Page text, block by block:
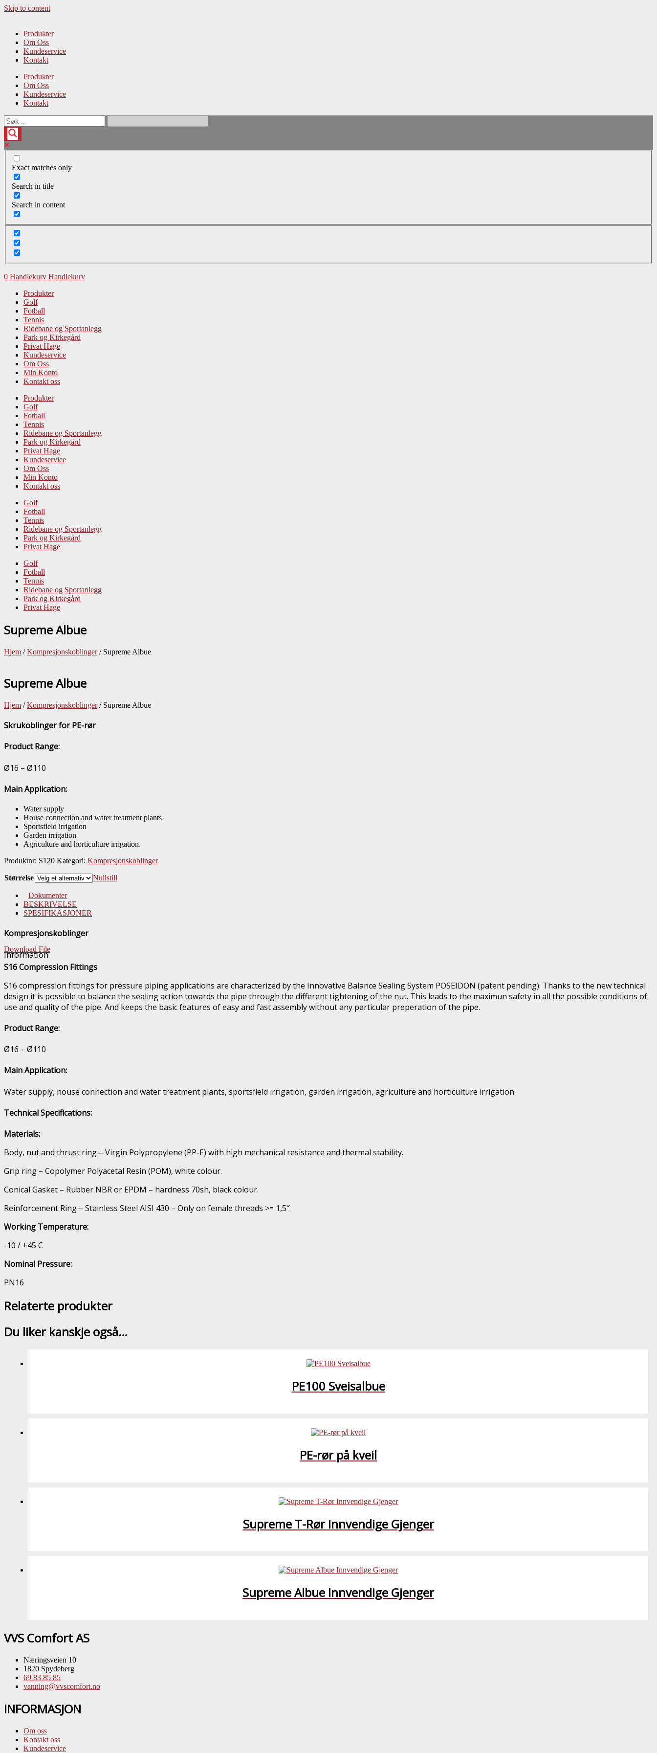
Skip to content
Produkter
Om Oss
Kundeservice
Kontakt
Produkter
Om Oss
Kundeservice
Kontakt
Exact matches only
Search in title
Search in content
0 Handlekurv
Produkter
Golf
Fotball
Tennis
Ridebane og Sportanlegg
Park og Kirkegård
Privat Hage
Kundeservice
Om Oss
Min Konto
Kontakt oss
Produkter
Golf
Fotball
Tennis
Ridebane og Sportanlegg
Park og Kirkegård
Privat Hage
Kundeservice
Om Oss
Min Konto
Kontakt oss
Golf
Fotball
Tennis
Ridebane og Sportanlegg
Park og Kirkegård
Privat Hage
Golf
Fotball
Tennis
Ridebane og Sportanlegg
Park og Kirkegård
Privat Hage
Supreme Albue
Hjem /Kompresjonskoblinger/ Supreme Albue
Supreme Albue
Hjem /Kompresjonskoblinger/ Supreme Albue
Skrukoblinger for PE-rør
Product Range:
Ø16 – Ø110
Main Application:
Water supply
House connection and water treatment plants
Sportsfield irrigation
Garden irrigation
Agriculture and horticulture irrigation.
Produktnr: S120 Kategori: Kompresjonskoblinger
Størrelse Nullstill
Dokumenter
BESKRIVELSE
SPESIFIKASJONER
Kompresjonskoblinger
Information
Download File
S16 Compression Fittings
S16 compression fittings for pressure piping applications are characterized by the Innovative Balance Sealing System POSEIDON (patent pending). Thanks to the new technical
design it is possible to balance the sealing action towards the pipe through the different tightening of the nut. This leads to the maximun safety in all the possible conditions of
use and quality of the pipe. And keeps the basic features of easy and fast assembly without any particular preperation of the pipe.
Product Range:
Ø16 – Ø110
Main Application:
Water supply, house connection and water treatment plants, sportsfield irrigation, garden irrigation, agriculture and horticulture irrigation.
Technical Specifications:
Materials:
Body, nut and thrust ring – Virgin Polypropylene (PP-E) with high mechanical resistance and thermal stability.
Grip ring – Copolymer Polyacetal Resin (POM), white colour.
Conical Gasket – Rubber NBR or EPDM – hardness 70sh, black colour.
Reinforcement Ring – Stainless Steel AISI 430 – Only on female threads >= 1,5″.
Working Temperature:
-10 / +45 C
Nominal Pressure:
PN16
Relaterte produkter
Du liker kanskje også…
PE100 Sveisalbue
PE-rør på kveil
Supreme T-Rør Innvendige Gjenger
Supreme Albue Innvendige Gjenger
VVS Comfort AS
Næringsveien 10
1820 Spydeberg
69 83 85 85
vanning@vvscomfort.no
INFORMASJON
Om oss
Kontakt oss
Kundeservice